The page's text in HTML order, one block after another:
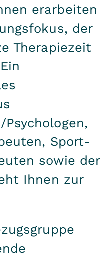
wo es
auf das
im
Muster und
auf
Verhalten.
und
in der
und im
eine
zu gehen.
Gefühle
erarbeiten
der
Therapiezeit
Sport-
sowie der
Ihnen zur